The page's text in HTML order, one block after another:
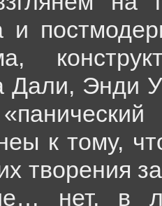
и
Дали, Энди
к тому,
творения
нет, в